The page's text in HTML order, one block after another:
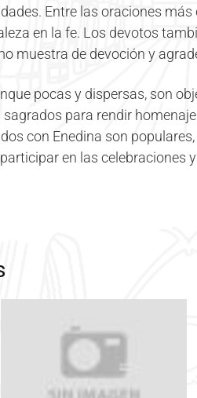
Entre las oraciones
en la fe. Los devotos
muestra de devoción y
pocas y dispersas, son
para rendir
con Enedina son
en las celebraciones